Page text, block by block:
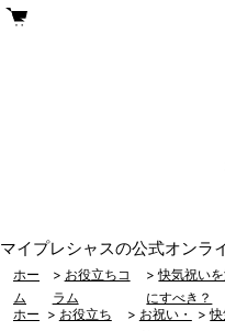
マイプレシャスの公式オンラ
ホー
ム
> お役立ちコ
ラム
>快気祝い
にすべき？
ホー > お役立ち
> お祝い・
>